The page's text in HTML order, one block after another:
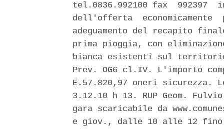
tel.0836.992100 fax  992397
dell'offerta
adeguamento del recapito
prima pioggia, con
bianca esistenti sul territorio
Prev. OG6 cl.IV. L'importo
E.57.820,97 oneri
3.12.10 h 13. RUP Geom.
gara scaricabile da
e giov., dalle 10 alle 12